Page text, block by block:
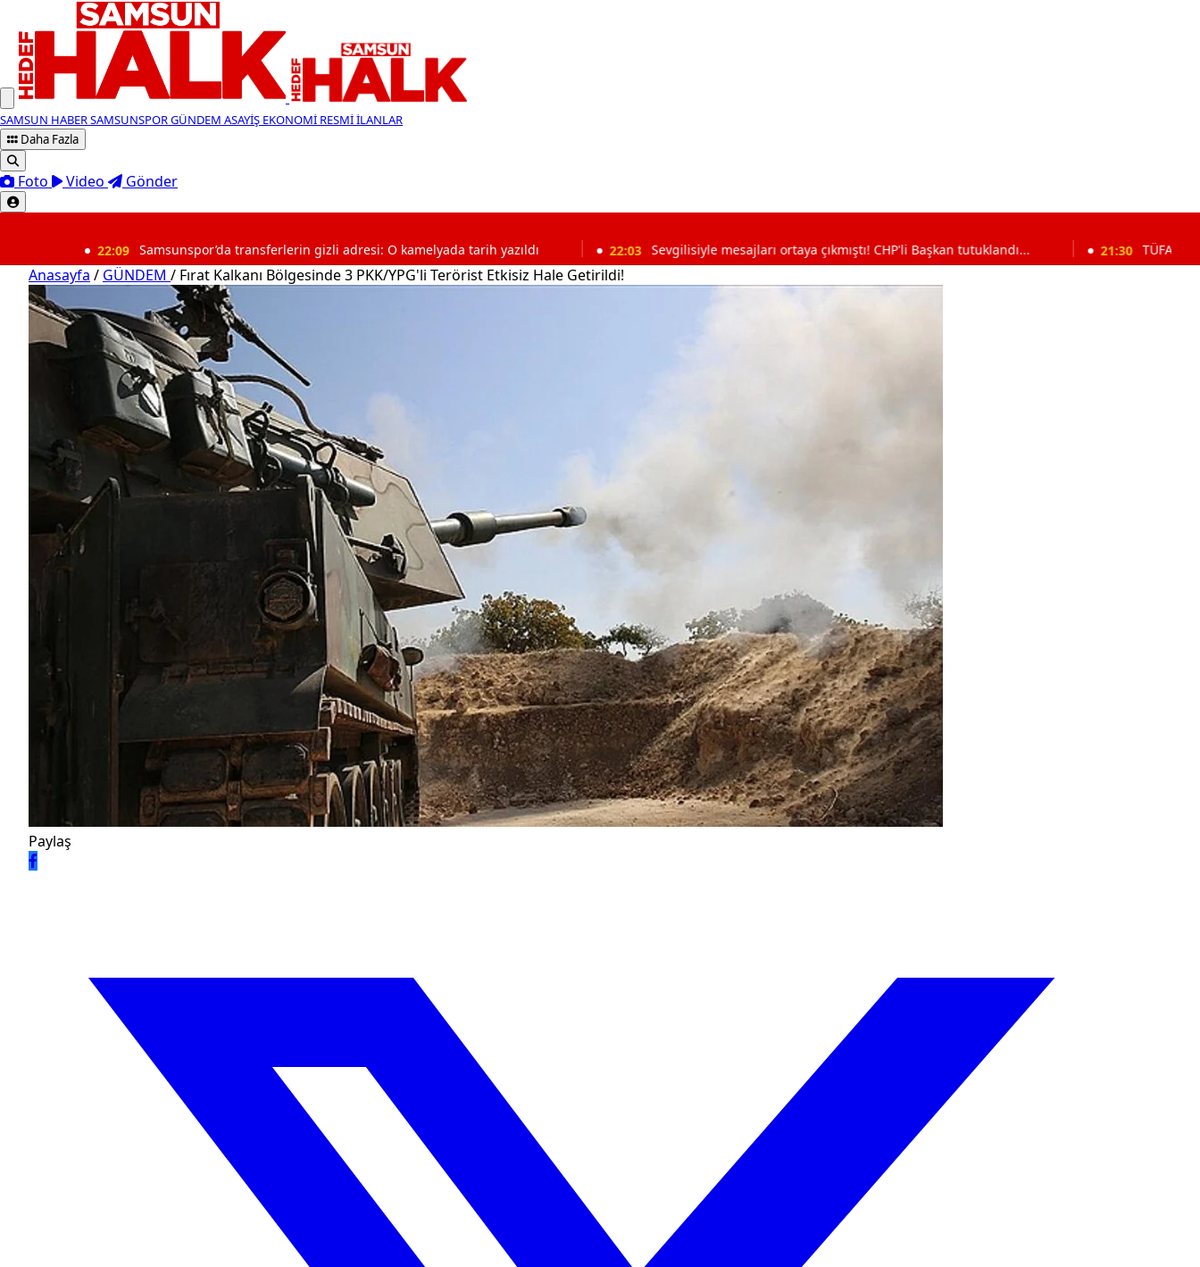
SAMSUN HABERSAMSUNSPORGÜNDEM ASAYİŞ EKONOMİ RESMİ İLANLAR
Daha Fazla
Foto Video Gönder
Samsunspor’da transferlerin gizli adresi: O kamelyada tarih yazıldı 22:03 Sevgilisiyle mesajları ortaya çıkmıştı! CHP'li Başkan tutuklandı... 21:30 TÜFAD Samsun
Anasayfa / GÜNDEM / Fırat Kalkanı Bölgesinde 3 PKK/YPG'li Terörist Etkisiz Hale Getirildi!
Paylaş